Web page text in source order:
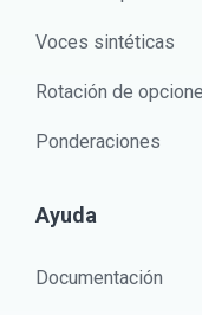
Voces sintéticas
Rotación de
Ponderaciones
Ayuda
Documentación